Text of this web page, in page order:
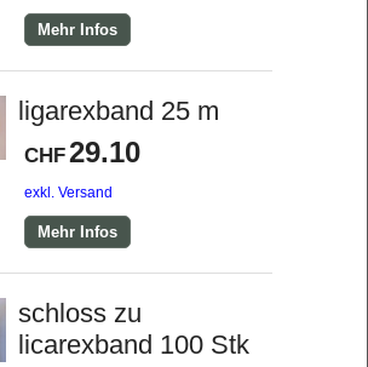
Mehr Infos
ligarexband 25 m
CHF29.10
exkl. Versand
Mehr Infos
schloss zu
licarexband 100 Stk